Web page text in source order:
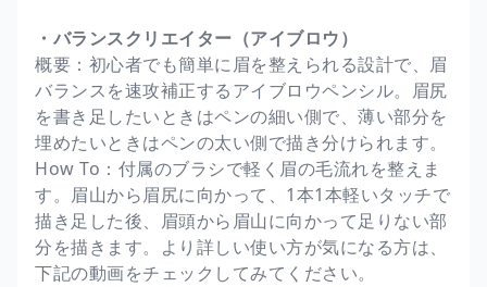
・バランスクリエイター（アイブロウ）
概要：初心者でも簡単に眉を整えられる設計で、眉
バランスを速攻補正するアイブロウペンシル。眉尻
を書き足したいときはペンの細い側で、薄い部分を
埋めたいときはペンの太い側で描き分けられます。
How To：付属のブラシで軽く眉の毛流れを整えま
す。眉山から眉尻に向かって、1本1本軽いタッチで
描き足した後、眉頭から眉山に向かって足りない部
分を描きます。より詳しい使い方が気になる方は、
下記の動画をチェックしてみてください。